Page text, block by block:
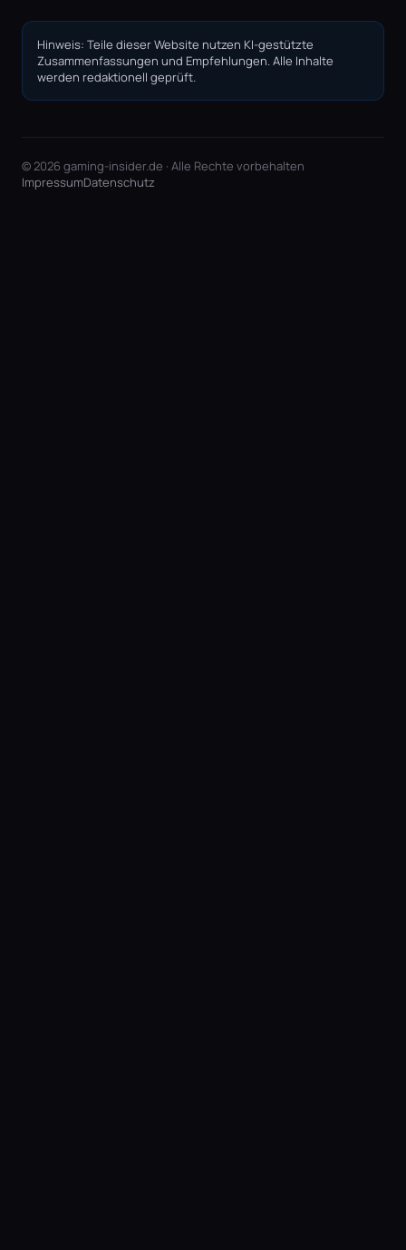
Hinweis: Teile dieser Website nutzen KI-gestützte
Zusammenfassungen und Empfehlungen. Alle Inhalte
werden redaktionell geprüft.
© 2026 gaming-insider.de · Alle Rechte vorbehalten
ImpressumDatenschutz